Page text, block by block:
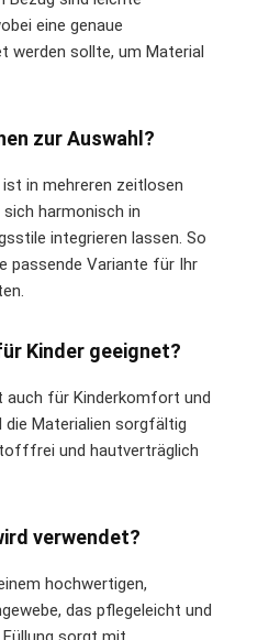
eine genaue
werden sollte, um Material
zur Auswahl?
in mehreren zeitlosen
harmonisch in
integrieren lassen. So
passende Variante für Ihr
Kinder geeignet?
auch für Kinderkomfort und
die Materialien sorgfältig
und hautverträglich
verwendet?
hochwertigen,
das pflegeleicht und